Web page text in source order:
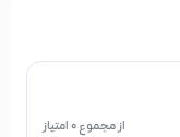
از مجموع 0 امتیاز